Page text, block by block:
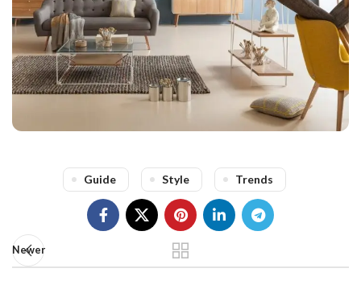
Guide Style Trends
Newer